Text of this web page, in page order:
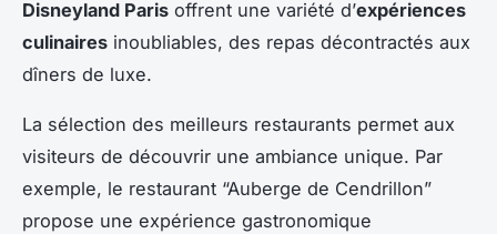
Disneyland Paris offrent une variété d’expériences
culinaires inoubliables, des repas décontractés aux
dîners de luxe.
La sélection des meilleurs restaurants permet aux
visiteurs de découvrir une ambiance unique. Par
exemple, le restaurant “Auberge de Cendrillon”
propose une expérience gastronomique